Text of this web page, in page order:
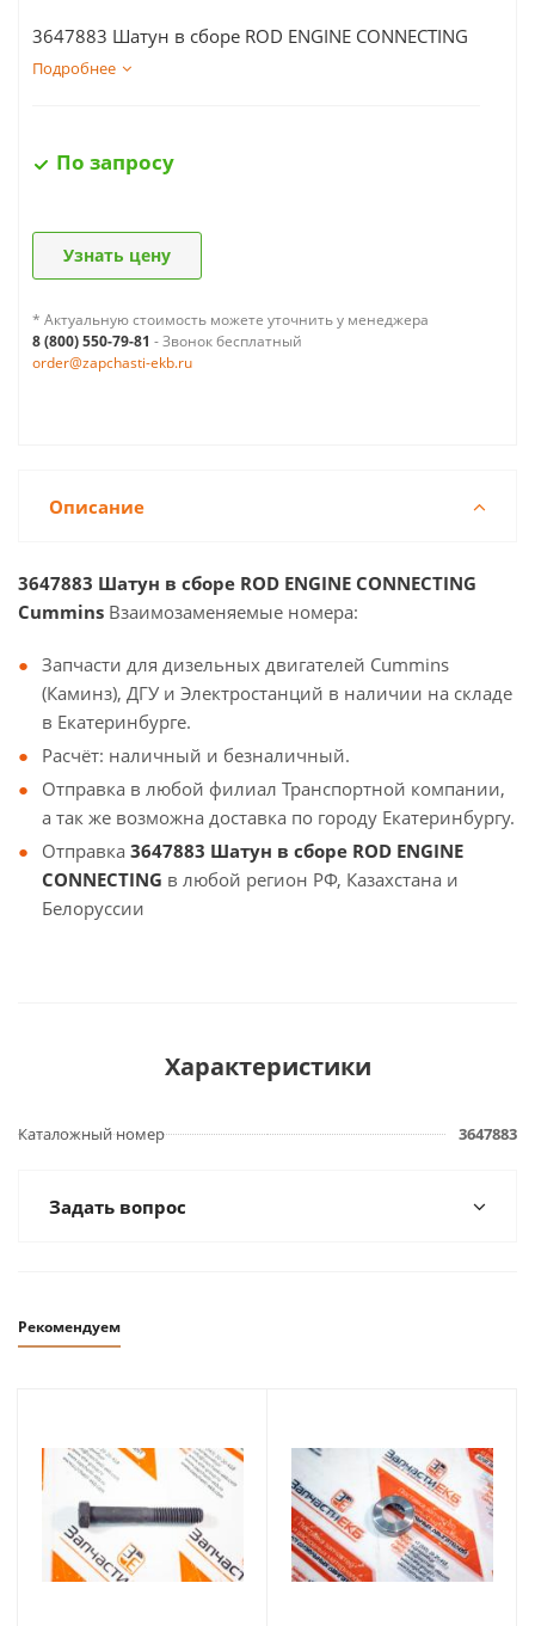
3647883 Шатун в сборе ROD ENGINE CONNECTING
Подробнее
По запросу
Узнать цену
* Актуальную стоимость можете уточнить у менеджера
8 (800) 550-79-81 - Звонок бесплатный
order@zapchasti-ekb.ru
Описание
3647883 Шатун в сборе ROD ENGINE CONNECTING
Cummins Взаимозаменяемые номера:
Запчасти для дизельных двигателей Cummins
(Каминз), ДГУ и Электростанций в наличии на складе
в Екатеринбурге.
Расчёт: наличный и безналичный.
Отправка в любой филиал Транспортной компании,
а так же возможна доставка по городу Екатеринбургу.
Отправка 3647883 Шатун в сборе ROD ENGINE
CONNECTING в любой регион РФ, Казахстана и
Белоруссии
Характеристики
Каталожный номер 3647883
Задать вопрос
Рекомендуем